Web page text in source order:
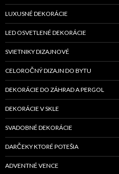
LUXUSNÉ DEKORÁCIE
LED OSVETLENÉ DEKORÁCIE
SVIETNIKY DIZAJNOVÉ
CELOROČNÝ DIZAJN DO BYTU
DEKORÁCIE DO ZÁHRAD A PERGOL
DEKORÁCIE V SKLE
SVADOBNÉ DEKORÁCIE
DARČEKY KTORÉ POTEŠIA
ADVENTNÉ VENCE